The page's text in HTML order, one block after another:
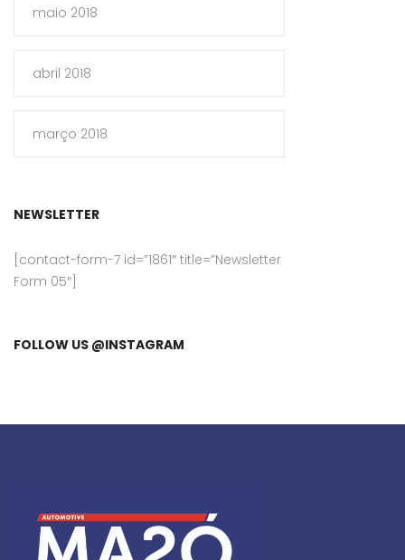
maio 2018
abril 2018
março 2018
NEWSLETTER
[contact-form-7 id=”1861″ title=”Newsletter
Form 05″]
FOLLOW US @INSTAGRAM